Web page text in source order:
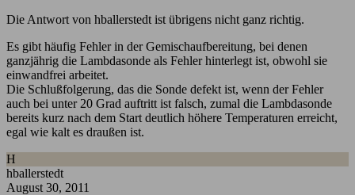
Die Antwort von hballerstedt ist übrigens nicht ganz richtig.
Es gibt häufig Fehler in der Gemischaufbereitung, bei denen
ganzjährig die Lambdasonde als Fehler hinterlegt ist, obwohl sie
einwandfrei arbeitet.
Die Schlußfolgerung, das die Sonde defekt ist, wenn der Fehler
auch bei unter 20 Grad auftritt ist falsch, zumal die Lambdasonde
bereits kurz nach dem Start deutlich höhere Temperaturen erreicht,
egal wie kalt es draußen ist.
H
hballerstedt
August 30, 2011